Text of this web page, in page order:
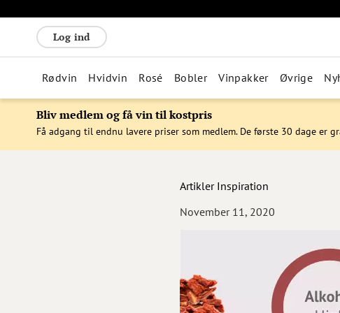
Log ind
Rødvin Hvidvin Rosé Bobler Vinpakker Øvrige
Bliv medlem og få vin til kostpris
Få adgang til endnu lavere priser som medlem. De første 30 dage er
Artikler Inspiration
November 11, 2020